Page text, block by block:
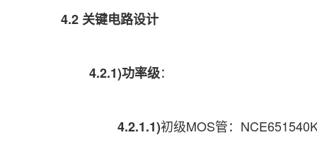
4.2 关键电路设计
4.2.1)功率级：
4.2.1.1)初级MOS管：